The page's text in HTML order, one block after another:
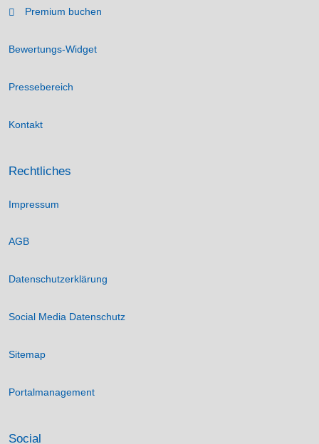
Premium buchen
Bewertungs-Widget
Pressebereich
Kontakt
Rechtliches
Impressum
AGB
Datenschutzerklärung
Social Media Datenschutz
Sitemap
Portalmanagement
Social